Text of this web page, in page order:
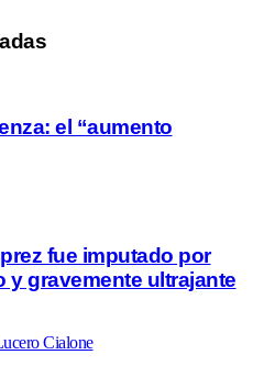
el “aumento
fue imputado por
y gravemente ultrajante